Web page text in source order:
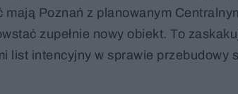
mają Poznań z planowanym
zupełnie nowy obiekt. To
list intencyjny w sprawie przebudowy